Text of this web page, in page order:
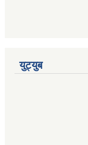
युट्युब